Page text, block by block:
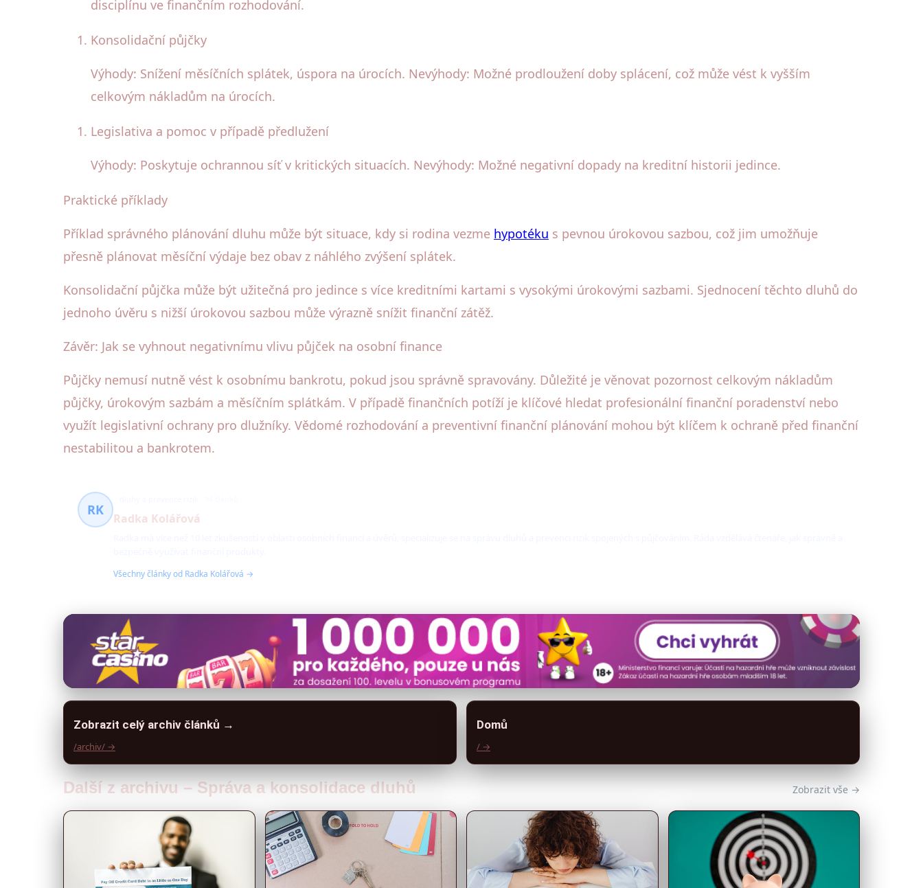
disciplínu ve finančním rozhodování.
Konsolidační půjčky
Výhody: Snížení měsíčních splátek, úspora na úrocích. Nevýhody: Možné prodloužení doby splácení, což může vést k vyšším
celkovým nákladům na úrocích.
Legislativa a pomoc v případě předlužení
Výhody: Poskytuje ochrannou síť v kritických situacích. Nevýhody: Možné negativní dopady na kreditní historii jedince.
Praktické příklady
Příklad správného plánování dluhu může být situace, kdy si rodina vezme hypotéku s pevnou úrokovou sazbou, což jim umožňuje
přesně plánovat měsíční výdaje bez obav z náhlého zvýšení splátek.
Konsolidační půjčka může být užitečná pro jedince s více kreditními kartami s vysokými úrokovými sazbami. Sjednocení těchto dluhů do
jednoho úvěru s nižší úrokovou sazbou může výrazně snížit finanční zátěž.
Závěr: Jak se vyhnout negativnímu vlivu půjček na osobní finance
Půjčky nemusí nutně vést k osobnímu bankrotu, pokud jsou správně spravovány. Důležité je věnovat pozornost celkovým nákladům
půjčky, úrokovým sazbám a měsíčním splátkám. V případě finančních potíží je klíčové hledat profesionální finanční poradenství nebo
využít legislativní ochrany pro dlužníky. Vědomé rozhodování a preventivní finanční plánování mohou být klíčem k ochraně před finanční
nestabilitou a bankrotem.
RK
Radka Kolářová
Všechny články od Radka Kolářová →
Zobrazit celý archiv článků →
/archiv/ →
Domů
/ →
Další z archivu – Správa a konsolidace dluhů Zobrazit vše →